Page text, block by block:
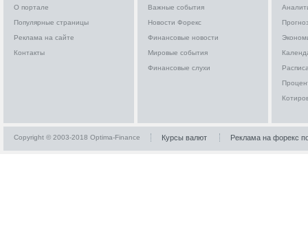
О портале
Популярные страницы
Реклама на сайте
Контакты
Важные события
Новости Форекс
Финансовые новости
Мировые события
Финансовые слухи
Copyright © 2003-2018 Optima-Finance Курсы валют Реклама на форекс